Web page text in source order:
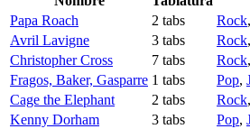
Papa Roach
2 tabs Rock,
Avril Lavigne
3 tabs Rock,
Christopher Cross
7 tabs Rock,
Fragos, Baker, Gasparre 1 tabs Pop,
Cage the Elephant
2 tabs Rock,
Kenny Dorham
3 tabs Pop,